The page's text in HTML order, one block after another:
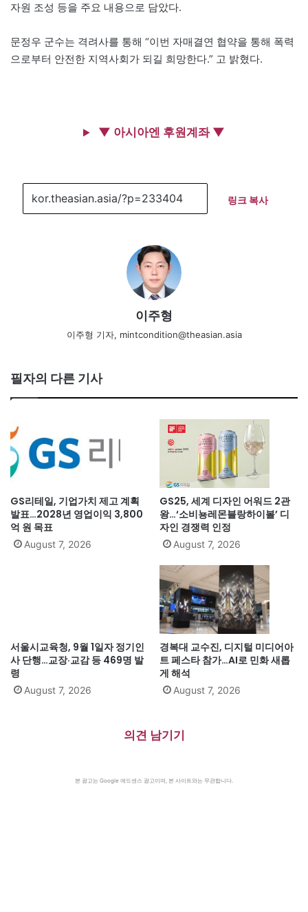
자원 조성 등을 주요 내용으로 담았다.
문정우 군수는 격려사를 통해 “이번 자매결연 협약을 통해 폭력
으로부터 안전한 지역사회가 되길 희망한다.” 고 밝혔다.
▼ 아시아엔 후원계좌 ▼
링크 복사
이주형
이주형 기자, mintcondition@theasian.asia
필자의 다른 기사
GS리테일, 기업가치 제고 계획
발표…2028년 영업이익 3,800
억 원 목표
August 7, 2026
GS25, 세계 디자인 어워드 2관
왕…‘소비뇽레몬블랑하이볼’ 디
자인 경쟁력 인정
August 7, 2026
서울시교육청, 9월 1일자 정기인
사 단행…교장·교감 등 469명 발
령
August 7, 2026
경복대 교수진, 디지털 미디어아
트 페스타 참가…AI로 민화 새롭
게 해석
August 7, 2026
의견 남기기
본 광고는 Google 애드센스 광고이며, 본 사이트와는 무관합니다.